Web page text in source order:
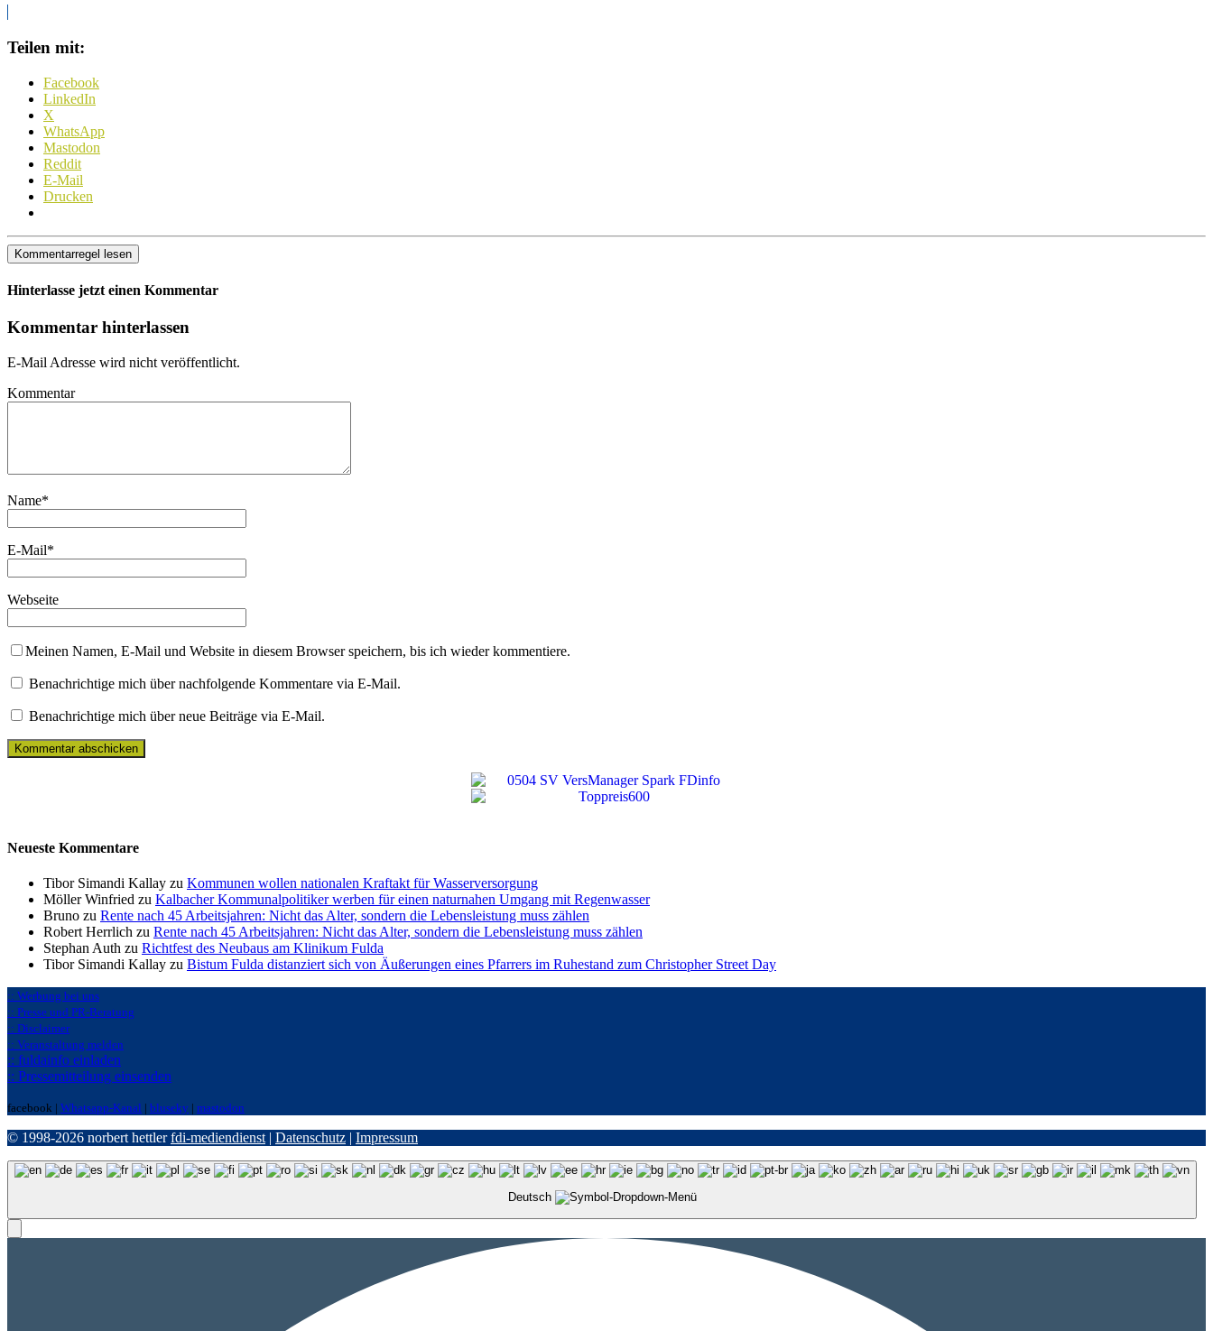
Teilen mit:
Facebook
LinkedIn
X
WhatsApp
Mastodon
Reddit
E-Mail
Drucken
Kommentarregel lesen
Hinterlasse jetzt einen Kommentar
Kommentar hinterlassen
E-Mail Adresse wird nicht veröffentlicht.
Kommentar
Name*
E-Mail*
Webseite
Meinen Namen, E-Mail und Website in diesem Browser speichern, bis ich wieder kommentiere.
Benachrichtige mich über nachfolgende Kommentare via E-Mail.
Benachrichtige mich über neue Beiträge via E-Mail.
Neueste Kommentare
Tibor Simandi Kallay zu Kommunen wollen nationalen Kraftakt für Wasserversorgung
Möller Winfried zu Kalbacher Kommunalpolitiker werben für einen naturnahen Umgang mit Regenwasser
Bruno zu Rente nach 45 Arbeitsjahren: Nicht das Alter, sondern die Lebensleistung muss zählen
Robert Herrlich zu Rente nach 45 Arbeitsjahren: Nicht das Alter, sondern die Lebensleistung muss zählen
Stephan Auth zu Richtfest des Neubaus am Klinikum Fulda
Tibor Simandi Kallay zu Bistum Fulda distanziert sich von Äußerungen eines Pfarrers im Ruhestand zum Christopher Street Day
:: Werbung bei uns
:: Presse und PR-Beratung
:: Disclaimer
:: Veranstaltung melden
:: fuldainfo einladen
:: Pressemitteilung einsenden
facebook | Whatsapp-Kanal | bluseky | mastodon
© 1998-2026 norbert hettlerfdi-mediendienst | Datenschutz | Impressum
Deutsch